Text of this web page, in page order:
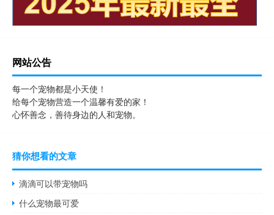
网站公告
每一个宠物都是小天使！
给每个宠物营造一个温馨有爱的家！
心怀善念，善待身边的人和宠物。
猜你想看的文章
滴滴可以带宠物吗
什么宠物最可爱